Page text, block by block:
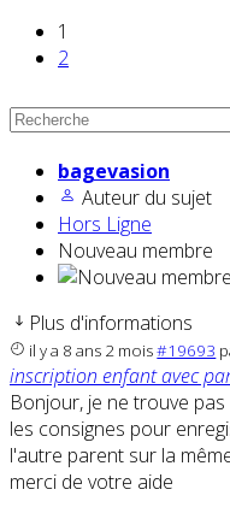
1
2
bagevasion
Auteur du sujet
Hors Ligne
Nouveau membre
Plus d'informations
il y a 8 ans 2 mois#19693
inscription enfant avec
Bonjour, je ne trouve
les consignes pour
l'autre parent sur la
merci de votre aide